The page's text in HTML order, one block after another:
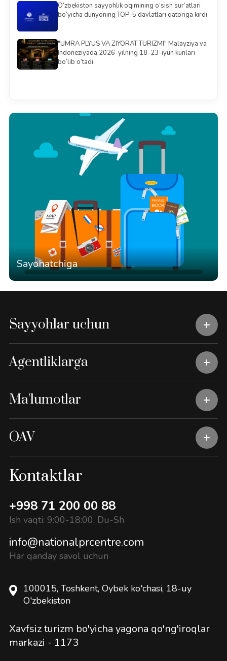
O‘zbekiston sayyohlik oqimining o‘sish sur’atlari
bo‘yicha dunyoning TOP-5 davlatlari qatoriga kirdi
"UMRA PLYUS VA ZIYORAT TURIZMI" Malayziya va
Indoneziyada 2026-yilning 18-23-iyun kunlari
bo‘lib o‘tadi
Sayohatchiga
Sayyohlar uchun
Agentliklarga
Ma'lumotlar
OAV
Kontaktlar
+998 71 200 00 88
Ish vaqti: 9:00-18:00, Du-Sh
info@nationalprcentre.com
Har qanday savol uchun
100015, Toshkent, Oybek ko'chasi, 18-uy
O'zbekiston
Xavfsiz turizm bo'yicha yagona qo'ng'iroqlar
markazi - 1173